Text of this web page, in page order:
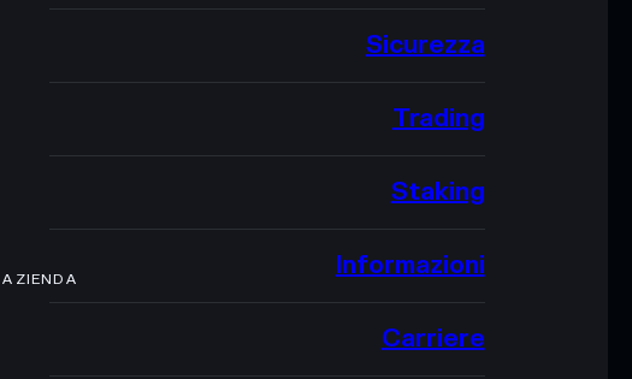
Sicurezza
Trading
Staking
AZIENDA Informazioni
Carriere